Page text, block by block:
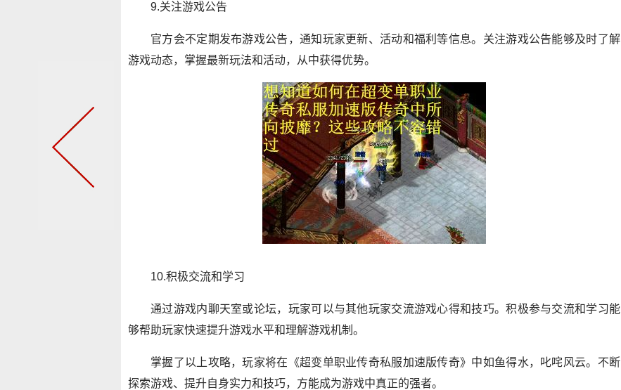
9.关注游戏公告
官方会不定期发布游戏公告，通知玩家更新、活动和福利等信息。关注游戏公告能够及时了解
游戏动态，掌握最新玩法和活动，从中获得优势。
10.积极交流和学习
通过游戏内聊天室或论坛，玩家可以与其他玩家交流游戏心得和技巧。积极参与交流和学习能
够帮助玩家快速提升游戏水平和理解游戏机制。
掌握了以上攻略，玩家将在《超变单职业传奇私服加速版传奇》中如鱼得水，叱咤风云。不断
探索游戏、提升自身实力和技巧，方能成为游戏中真正的强者。